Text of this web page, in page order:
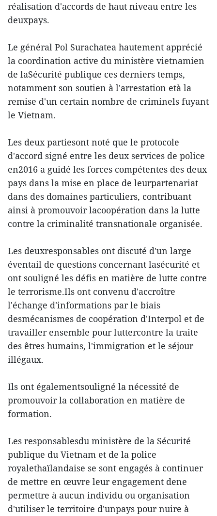
réalisation d'accords de haut niveau entre les
deuxpays.
Le général Pol Surachatea hautement apprécié
la coordination active du ministère vietnamien
de laSécurité publique ces derniers temps,
notamment son soutien à l'arrestation età la
remise d'un certain nombre de criminels fuyant
le Vietnam.
Les deux partiesont noté que le protocole
d'accord signé entre les deux services de police
en2016 a guidé les forces compétentes des deux
pays dans la mise en place de leurpartenariat
dans des domaines particuliers, contribuant
ainsi à promouvoir lacoopération dans la lutte
contre la criminalité transnationale organisée.
Les deuxresponsables ont discuté d'un large
éventail de questions concernant lasécurité et
ont souligné les défis en matière de lutte contre
le terrorisme.Ils ont convenu d'accroître
l'échange d'informations par le biais
desmécanismes de coopération d'Interpol et de
travailler ensemble pour luttercontre la traite
des êtres humains, l'immigration et le séjour
illégaux.
Ils ont égalementsouligné la nécessité de
promouvoir la collaboration en matière de
formation.
Les responsablesdu ministère de la Sécurité
publique du Vietnam et de la police
royalethaïlandaise se sont engagés à continuer
de mettre en œuvre leur engagement dene
permettre à aucun individu ou organisation
d'utiliser le territoire d'unpays pour nuire à